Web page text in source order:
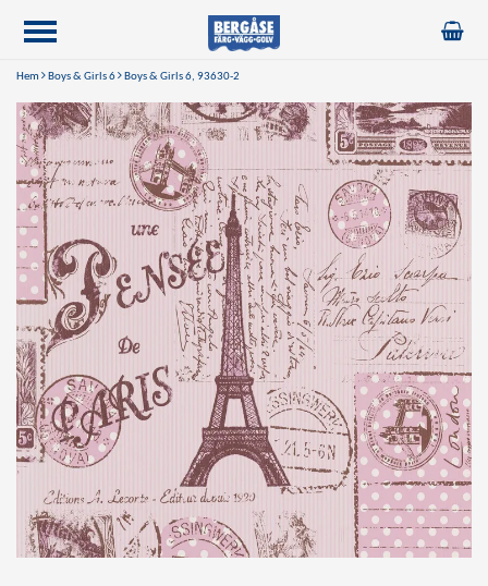
Hem Boys & Girls 6 Boys & Girls 6, 93630-2